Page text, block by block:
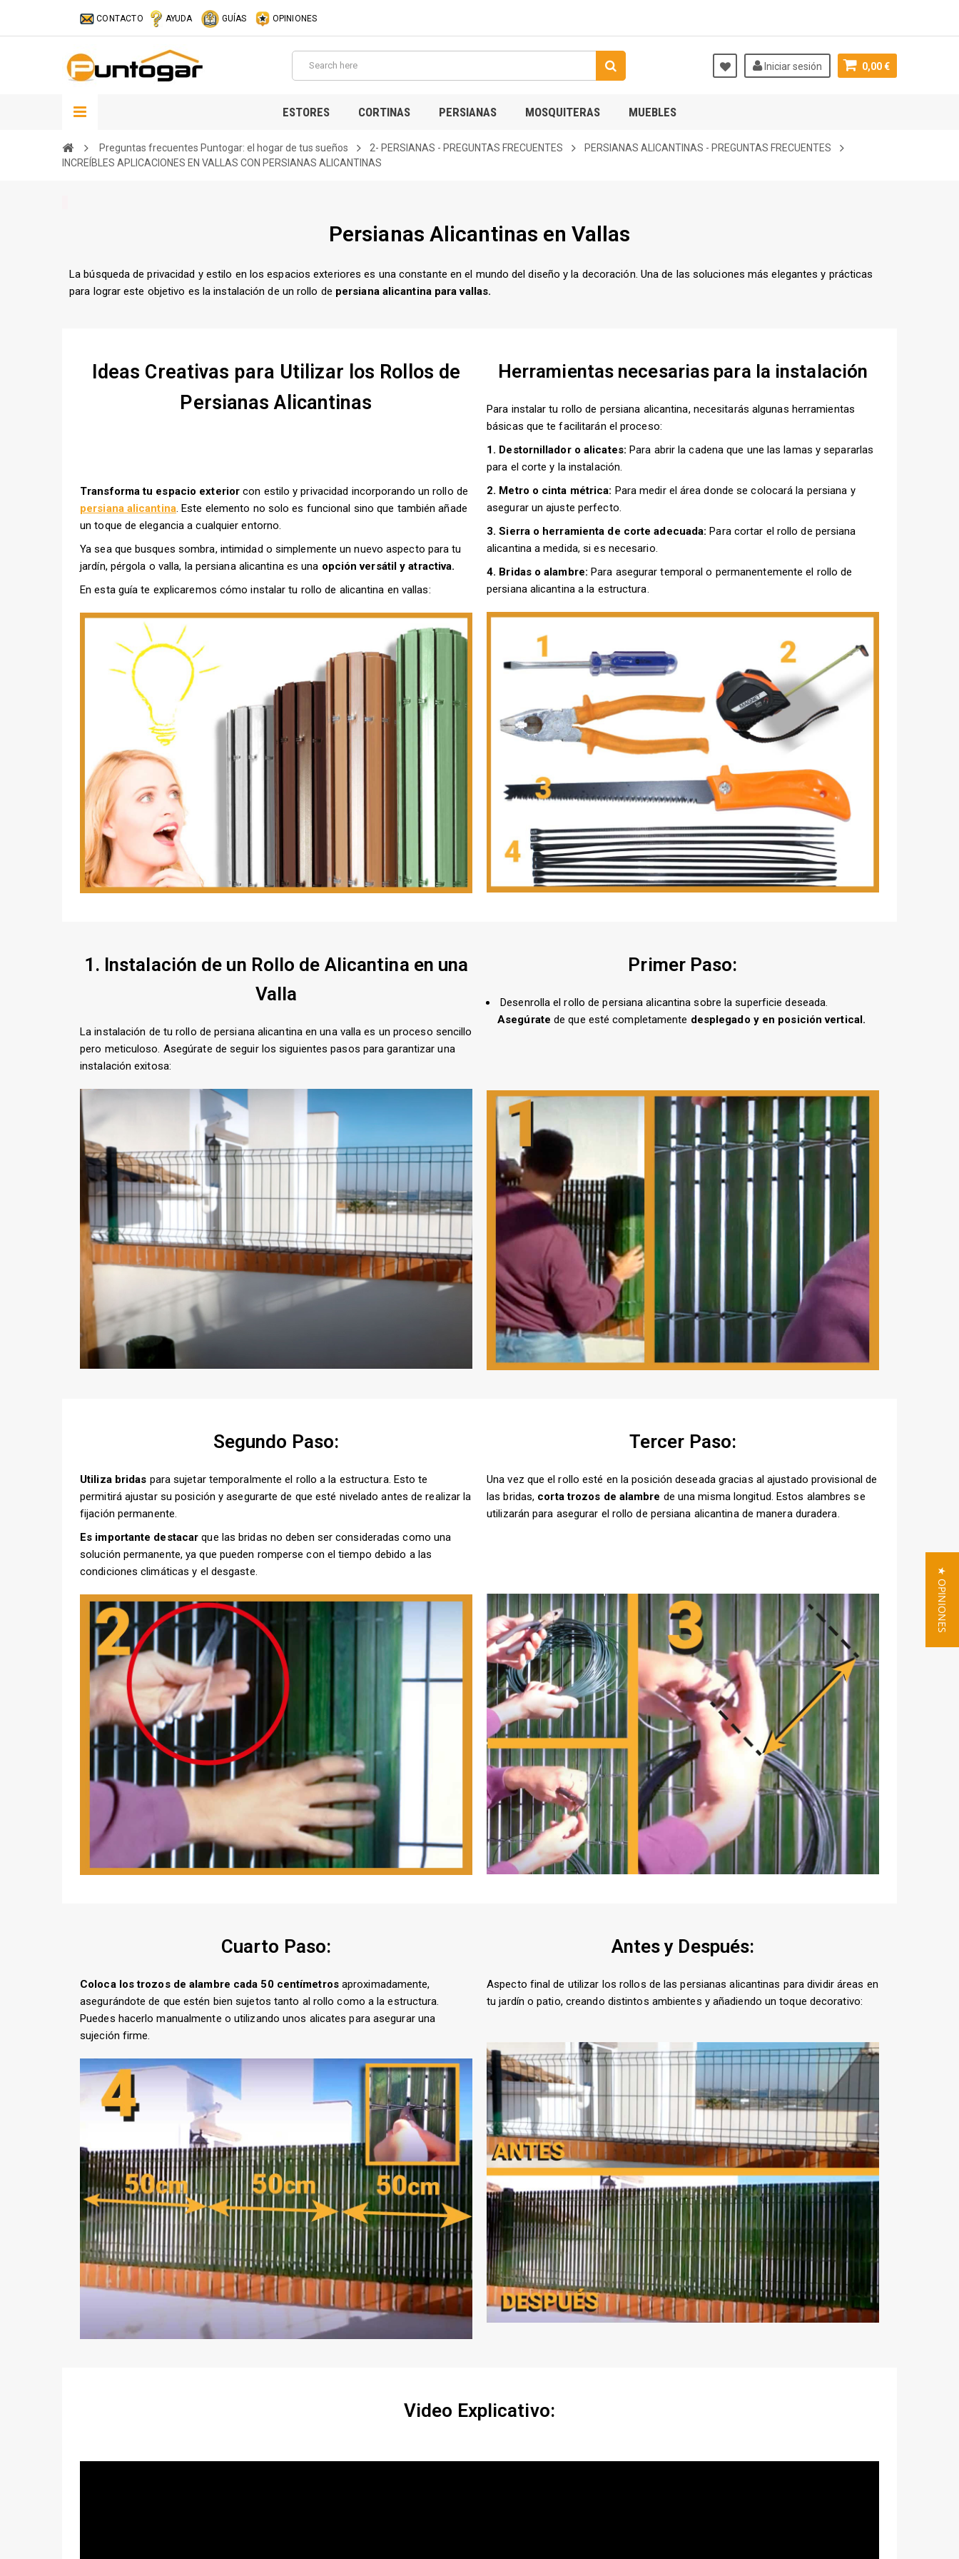
CONTACTO AYUDA GUÍAS OPINIONES
0,00 €
Iniciar sesión
ESTORES CORTINAS PERSIANAS MOSQUITERAS MUEBLES
Preguntas frecuentes Puntogar: el hogar de tus sueños 2- PERSIANAS - PREGUNTAS FRECUENTES
PERSIANAS ALICANTINAS - PREGUNTAS FRECUENTES
INCREÍBLES APLICACIONES EN VALLAS CON PERSIANAS ALICANTINAS
Persianas Alicantinas en Vallas
La búsqueda de privacidad y estilo en los espacios exteriores es una constante en el mundo del diseño y la decoración. Una de las soluciones más elegantes y prácticas
para lograr este objetivo es la instalación de un rollo de persiana alicantina para vallas.
Ideas Creativas para Utilizar los Rollos de
Persianas Alicantinas
Transforma tu espacio exterior con estilo y privacidad incorporando un rollo de
persiana alicantina. Este elemento no solo es funcional sino que también añade
un toque de elegancia a cualquier entorno.
Ya sea que busques sombra, intimidad o simplemente un nuevo aspecto para tu
jardín, pérgola o valla, la persiana alicantina es una opción versátil y atractiva.
En esta guía te explicaremos cómo instalar tu rollo de alicantina en vallas:
Herramientas necesarias para la instalación
Para instalar tu rollo de persiana alicantina, necesitarás algunas herramientas
básicas que te facilitarán el proceso:
1. Destornillador o alicates: Para abrir la cadena que une las lamas y separarlas
para el corte y la instalación.
2. Metro o cinta métrica: Para medir el área donde se colocará la persiana y
asegurar un ajuste perfecto.
3. Sierra o herramienta de corte adecuada: Para cortar el rollo de persiana
alicantina a medida, si es necesario.
4. Bridas o alambre: Para asegurar temporal o permanentemente el rollo de
persiana alicantina a la estructura.
1. Instalación de un Rollo de Alicantina en una
Valla
La instalación de tu rollo de persiana alicantina en una valla es un proceso sencillo
pero meticuloso. Asegúrate de seguir los siguientes pasos para garantizar una
instalación exitosa:
Primer Paso:
Desenrolla el rollo de persiana alicantina sobre la superficie deseada.
Asegúrate de que esté completamente desplegado y en posición vertical.
Segundo Paso:
Utiliza bridas para sujetar temporalmente el rollo a la estructura. Esto te
permitirá ajustar su posición y asegurarte de que esté nivelado antes de realizar la
fijación permanente.
Es importante destacar que las bridas no deben ser consideradas como una
solución permanente, ya que pueden romperse con el tiempo debido a las
condiciones climáticas y el desgaste.
Tercer Paso:
Una vez que el rollo esté en la posición deseada gracias al ajustado provisional de
las bridas, corta trozos de alambre de una misma longitud. Estos alambres se
utilizarán para asegurar el rollo de persiana alicantina de manera duradera.
Cuarto Paso:
Coloca los trozos de alambre cada 50 centímetrosaproximadamente,
asegurándote de que estén bien sujetos tanto al rollo como a la estructura.
Puedes hacerlo manualmente o utilizando unos alicates para asegurar una
sujeción firme.
Antes y Después:
Aspecto final de utilizar los rollos de las persianas alicantinas para dividir áreas en
tu jardín o patio, creando distintos ambientes y añadiendo un toque decorativo:
Video Explicativo:
★ OPINIONES